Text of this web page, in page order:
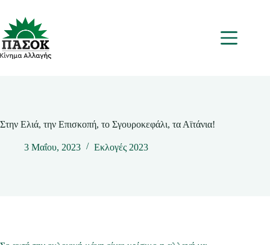
περιεχόμενο
Μενου
Στην Ελιά, την Επισκοπή, το Σγουροκεφάλι, τα Αϊτάνια!
3 Μαΐου, 2023 Εκλογές 2023